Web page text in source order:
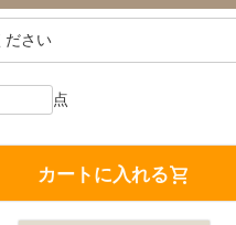
(
カートに入れる